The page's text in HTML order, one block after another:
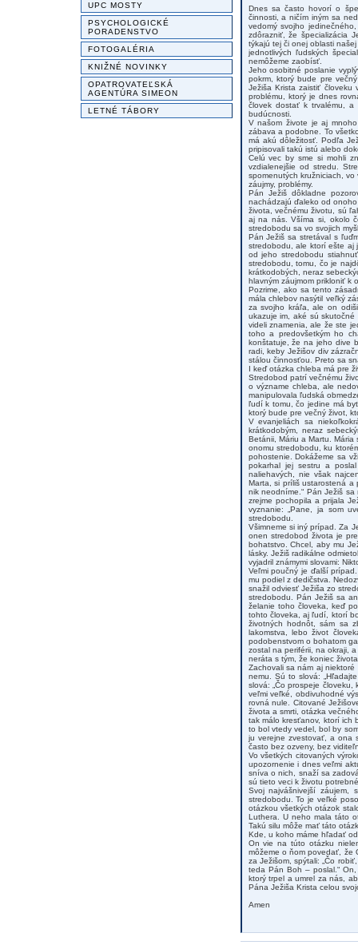
UPC MOSTY
PSYCHOLOGICKÉ
PORADENSTVO
FOTOGALÉRIA
KNIŽNÉ NOVINKY
OPATROVATEĽSKÁ
AGENTÚRA SIMEON
LETNÉ TÁBORY
Dnes sa často hovorí o
činnosti, a ničím iným sa
vedomý svojho
zdôrazniť, že špecializácia
týkajú tej či onej oblasti
jednotlivých ľudských
nemôžeme zaobísť.
Jeho osobitné poslanie
pokrm, ktorý bude pre
Ježiša Krista zaistiť človeku
problému, ktorý je dnes
človek dostať k trvalému,
budúcnosti.
V našom živote je aj
zábava a podobne. To
má akú dôležitosť. Podľa
pripisovali takú istú alebo
Celú vec by sme si mohli
vzdialenejšie od stredu.
spomenutých kružniciach,
záujmy, problémy.
Pán Ježiš dôkladne
nachádzajú ďaleko od
života, večnému životu, sú
aj na nás. Všíma si, okolo
stredobodu sa vo svojich
Pán Ježiš sa stretával s
stredobodu, ale ktorí ešte aj
od jeho stredobodu
stredobodu, tomu, čo je
krátkodobých, neraz
hlavným záujmom prikloniť k
Pozrime, ako sa tento
mála chlebov nasýtil veľký
za svojho kráľa, ale on
ukazuje im, aké sú
videli znamenia, ale že ste
toho a predovšetkým ho
konštatuje, že na jeho dive
radi, keby Ježišov div
stálou činnosťou. Preto sa
I keď otázka chleba má pre
Stredobod patrí večnému
o význame chleba, ale
manipulovala ľudská
ľudí k tomu, čo jedine má
ktorý bude pre večný život,
V evanjeliách sa
krátkodobým, neraz
Betánii, Máriu a Martu.
onomu stredobodu, ku
pohostenie. Dokážeme sa
pokarhal jej sestru a
naliehavých, nie však
Marta, si príliš ustarostená a
nik neodníme.“ Pán Ježiš
zrejme pochopila a prijala
vyznanie: „Pane, ja som
stredobodu.
Všimneme si iný prípad. Za
onen stredobod života je
bohatstvo. Chcel, aby mu
lásky. Ježiš radikálne
vyjadril známymi slovami:
Veľmi poučný je ďalší
mu podiel z dedičstva.
snažil odviesť Ježiša zo
stredobodu. Pán Ježiš sa
želanie toho človeka, keď
tohto človeka, aj ľudí, ktorí
životných hodnôt, sám sa
lakomstva, lebo život
podobenstvom o bohatom
zostal na periférii, na okraji,
neráta s tým, že koniec
Zachovali sa nám aj
nemu. Sú to slová:
slová: „Čo prospeje
veľmi veľké, obdivuhodné
rovná nule. Citované
života a smrti, otázka
tak málo kresťanov, ktorí ich
to bol vtedy vedel, bol by
ju verejne zvestovať, a ona
často bez ozveny, bez
Vo všetkých citovaných
upozornenie i dnes veľmi
sníva o nich, snaží sa
sú tieto veci k životu
Svoj najvášnivejší záujem,
stredobodu. To je veľké
otázkou všetkých otázok
Luthera. U neho mala táto
Takú silu môže mať táto
Kde, u koho máme hľadať
On vie na túto otázku
môžeme o ňom povedať, že
za Ježišom, spýtali: „Čo
teda Pán Boh – poslal.“
ktorý trpel a umrel za nás,
Pána Ježiša Krista celou
Amen